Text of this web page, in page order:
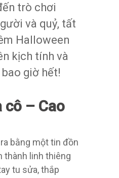
trò chơi
và quỷ, tất
Halloween
kịch tính và
giờ hết!
cô – Cao
ra bằng một tin đồn
thành linh thiêng
tu sửa, thắp